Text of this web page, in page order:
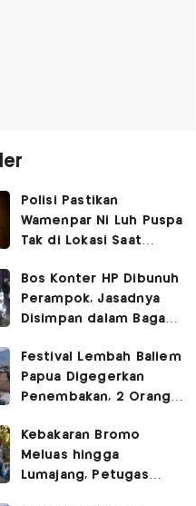
Polisi Pastikan
Wamenpar Ni Luh Puspa
Tak di Lokasi Saat
Lembah Baliem
Bos Konter HP Dibunuh
Perampok, Jasadnya
Disimpan dalam Bagasi
Festival Lembah Baliem
Papua Digegerkan
Penembakan, 2 Orang
Kebakaran Bromo
Meluas hingga
Lumajang, Petugas